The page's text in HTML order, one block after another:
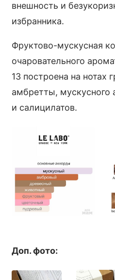
внешность и
избранника.
Фруктово-мускусная
очаровательного
13 построена на нотах
амбретты, мускусного
и салицилатов.
Доп. фото: